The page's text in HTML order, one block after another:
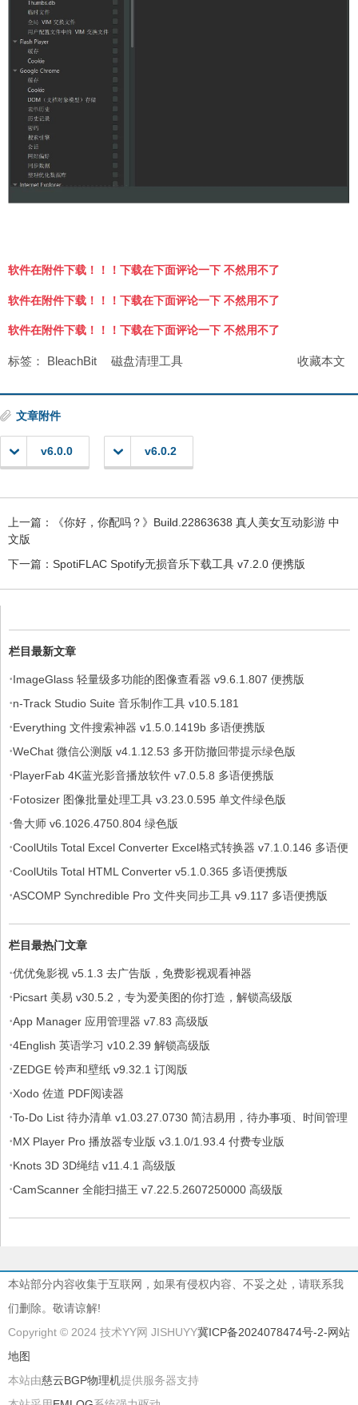
软件在附件下载！！！下载在下面评论一下 不然用不了
软件在附件下载！！！下载在下面评论一下 不然用不了
软件在附件下载！！！下载在下面评论一下 不然用不了
收藏本文
标签： BleachBit 磁盘清理工具
文章附件
v6.0.0 v6.0.2
上一篇：
《你好，你配吗？》Build.22863638 真人美女互动影游 中
文版
下一篇： SpotiFLAC Spotify无损音乐下载工具 v7.2.0 便携版
栏目最新文章
·ImageGlass 轻量级多功能的图像查看器 v9.6.1.807 便携版
·n-Track Studio Suite 音乐制作工具 v10.5.181
·Everything 文件搜索神器 v1.5.0.1419b 多语便携版
·WeChat 微信公测版 v4.1.12.53 多开防撤回带提示绿色版
·PlayerFab 4K蓝光影音播放软件 v7.0.5.8 多语便携版
·Fotosizer 图像批量处理工具 v3.23.0.595 单文件绿色版
·鲁大师 v6.1026.4750.804 绿色版
·CoolUtils Total Excel Converter Excel格式转换器 v7.1.0.146 多语便
携版
·CoolUtils Total HTML Converter v5.1.0.365 多语便携版
·ASCOMP Synchredible Pro 文件夹同步工具 v9.117 多语便携版
栏目最热门文章
·优优兔影视 v5.1.3 去广告版，免费影视观看神器
·Picsart 美易 v30.5.2，专为爱美图的你打造，解锁高级版
·App Manager 应用管理器 v7.83 高级版
·4English 英语学习 v10.2.39 解锁高级版
·ZEDGE 铃声和壁纸 v9.32.1 订阅版
·Xodo 佐道 PDF阅读器
·To-Do List 待办清单 v1.03.27.0730 简洁易用，待办事项、时间管理
软件，解锁专业版
·MX Player Pro 播放器专业版 v3.1.0/1.93.4 付费专业版
·Knots 3D 3D绳结 v11.4.1 高级版
·CamScanner 全能扫描王 v7.22.5.2607250000 高级版
本站部分内容收集于互联网，如果有侵权内容、不妥之处，请联系我
们删除。敬请谅解!
Copyright © 2024 技术YY网 JISHUYY冀ICP备2024078474号-2-网站
地图
本站由慈云BGP物理机提供服务器支持